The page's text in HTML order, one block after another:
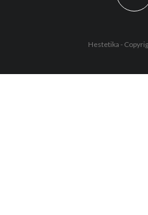
Hestetika -